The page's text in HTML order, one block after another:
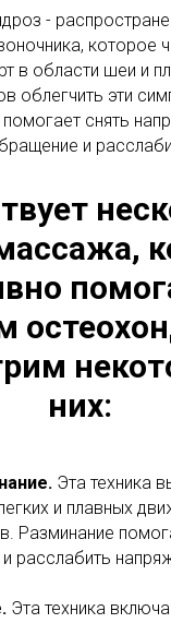
-
которое
в области шеи и
облегчить эти
снять
и
них:
Эта техника
и плавных
Разминание
расслабить
Эта техника